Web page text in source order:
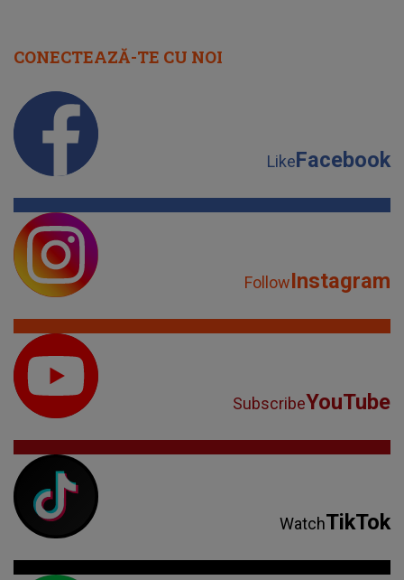
CONECTEAZĂ-TE CU NOI
LikeFacebook
FollowInstagram
SubscribeYouTube
WatchTikTok